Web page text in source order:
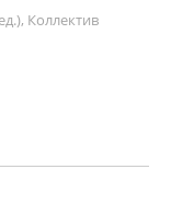
Коллектив